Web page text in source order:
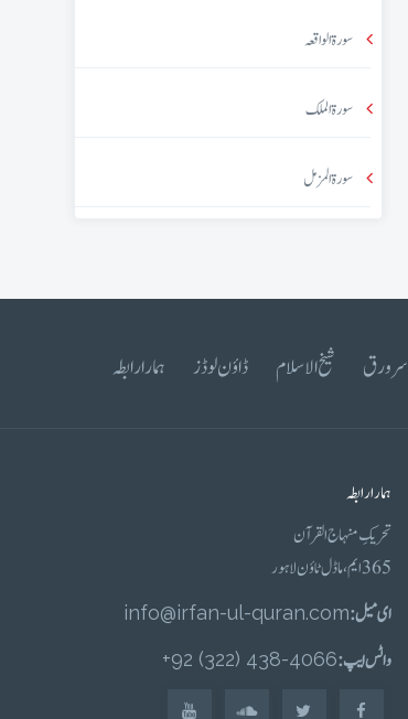
سورۃ الواقعہ
سورۃ الملک
سورۃ المزمل
سرورق شیخ الاسلام ڈاؤن لوڈز ہمارا رابطہ
ہمارا رابطہ
تحریکِ منہاج القرآن
365 ایم، ماڈل ٹاؤن لاہور
ای میل :info@irfan-ul-quran.com
واٹس ایپ :4066-438 (322) 92+